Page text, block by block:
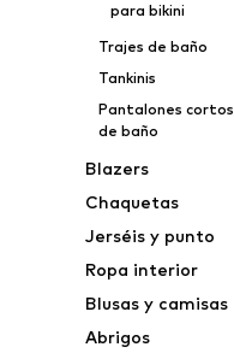
para bikini
Trajes de baño
Tankinis
Pantalones cortos
de baño
Blazers
Chaquetas
Jerséis y punto
Ropa interior
Blusas y camisas
Abrigos